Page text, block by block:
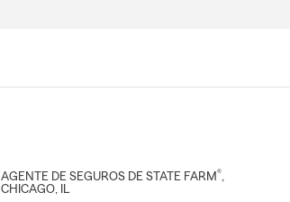
AGENTE DE SEGUROS DE STATE FARM®,
CHICAGO, IL